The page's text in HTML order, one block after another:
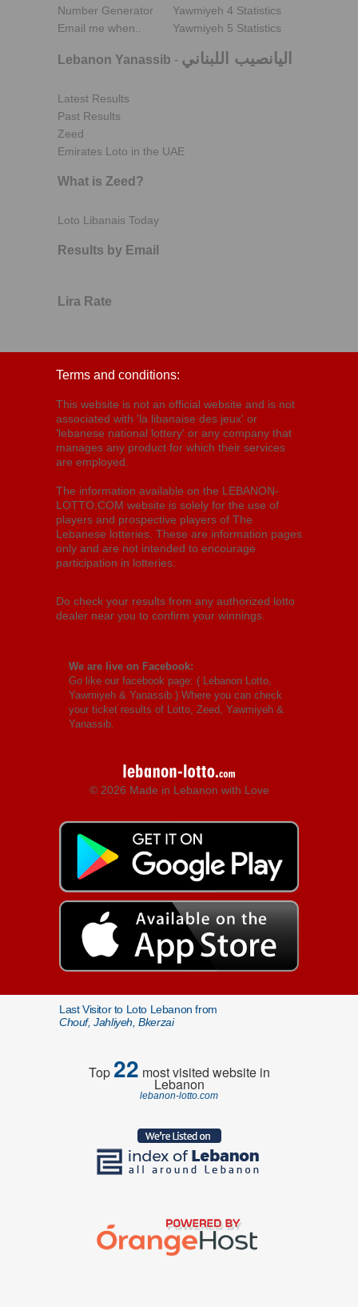
Number Generator
Email me when..
Yawmiyeh 4 Statistics
Yawmiyeh 5 Statistics
Lebanon Yanassib - اليانصيب اللبناني
Latest Results
Past Results
Zeed
Emirates Loto in the UAE
What is Zeed?
Loto Libanais Today
Results by Email
Lira Rate
Terms and conditions:
This website is not an official website and is not
associated with 'la libanaise des jeux' or
'lebanese national lottery' or any company that
manages any product for which their services
are employed.
The information available on the LEBANON-
LOTTO.COM website is solely for the use of
players and prospective players of The
Lebanese lotteries. These are information pages
only and are not intended to encourage
participation in lotteries.
Do check your results from any authorized lotto
dealer near you to confirm your winnings.
We are live on Facebook:
Go like our facebook page: ( Lebanon Lotto,
Yawmiyeh & Yanassib ) Where you can check
your ticket results of Lotto, Zeed, Yawmiyeh &
Yanassib.
© 2026 Made in Lebanon with Love
Last Visitor to Loto Lebanon from
Chouf, Jahliyeh, Bkerzai
Top22 most visited website in
Lebanon
lebanon-lotto.com